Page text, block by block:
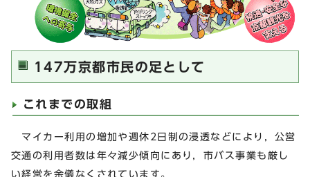
147万京都市民の足として
これまでの取組
マイカー利用の増加や週休2日制の浸透などにより，公営
交通の利用者数は年々減少傾向にあり，市バス事業も厳し
い経営を余儀なくされています。